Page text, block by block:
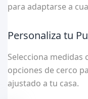
para adaptarse a
Personaliza tu
Selecciona medidas
opciones de cerco
ajustado a tu casa.